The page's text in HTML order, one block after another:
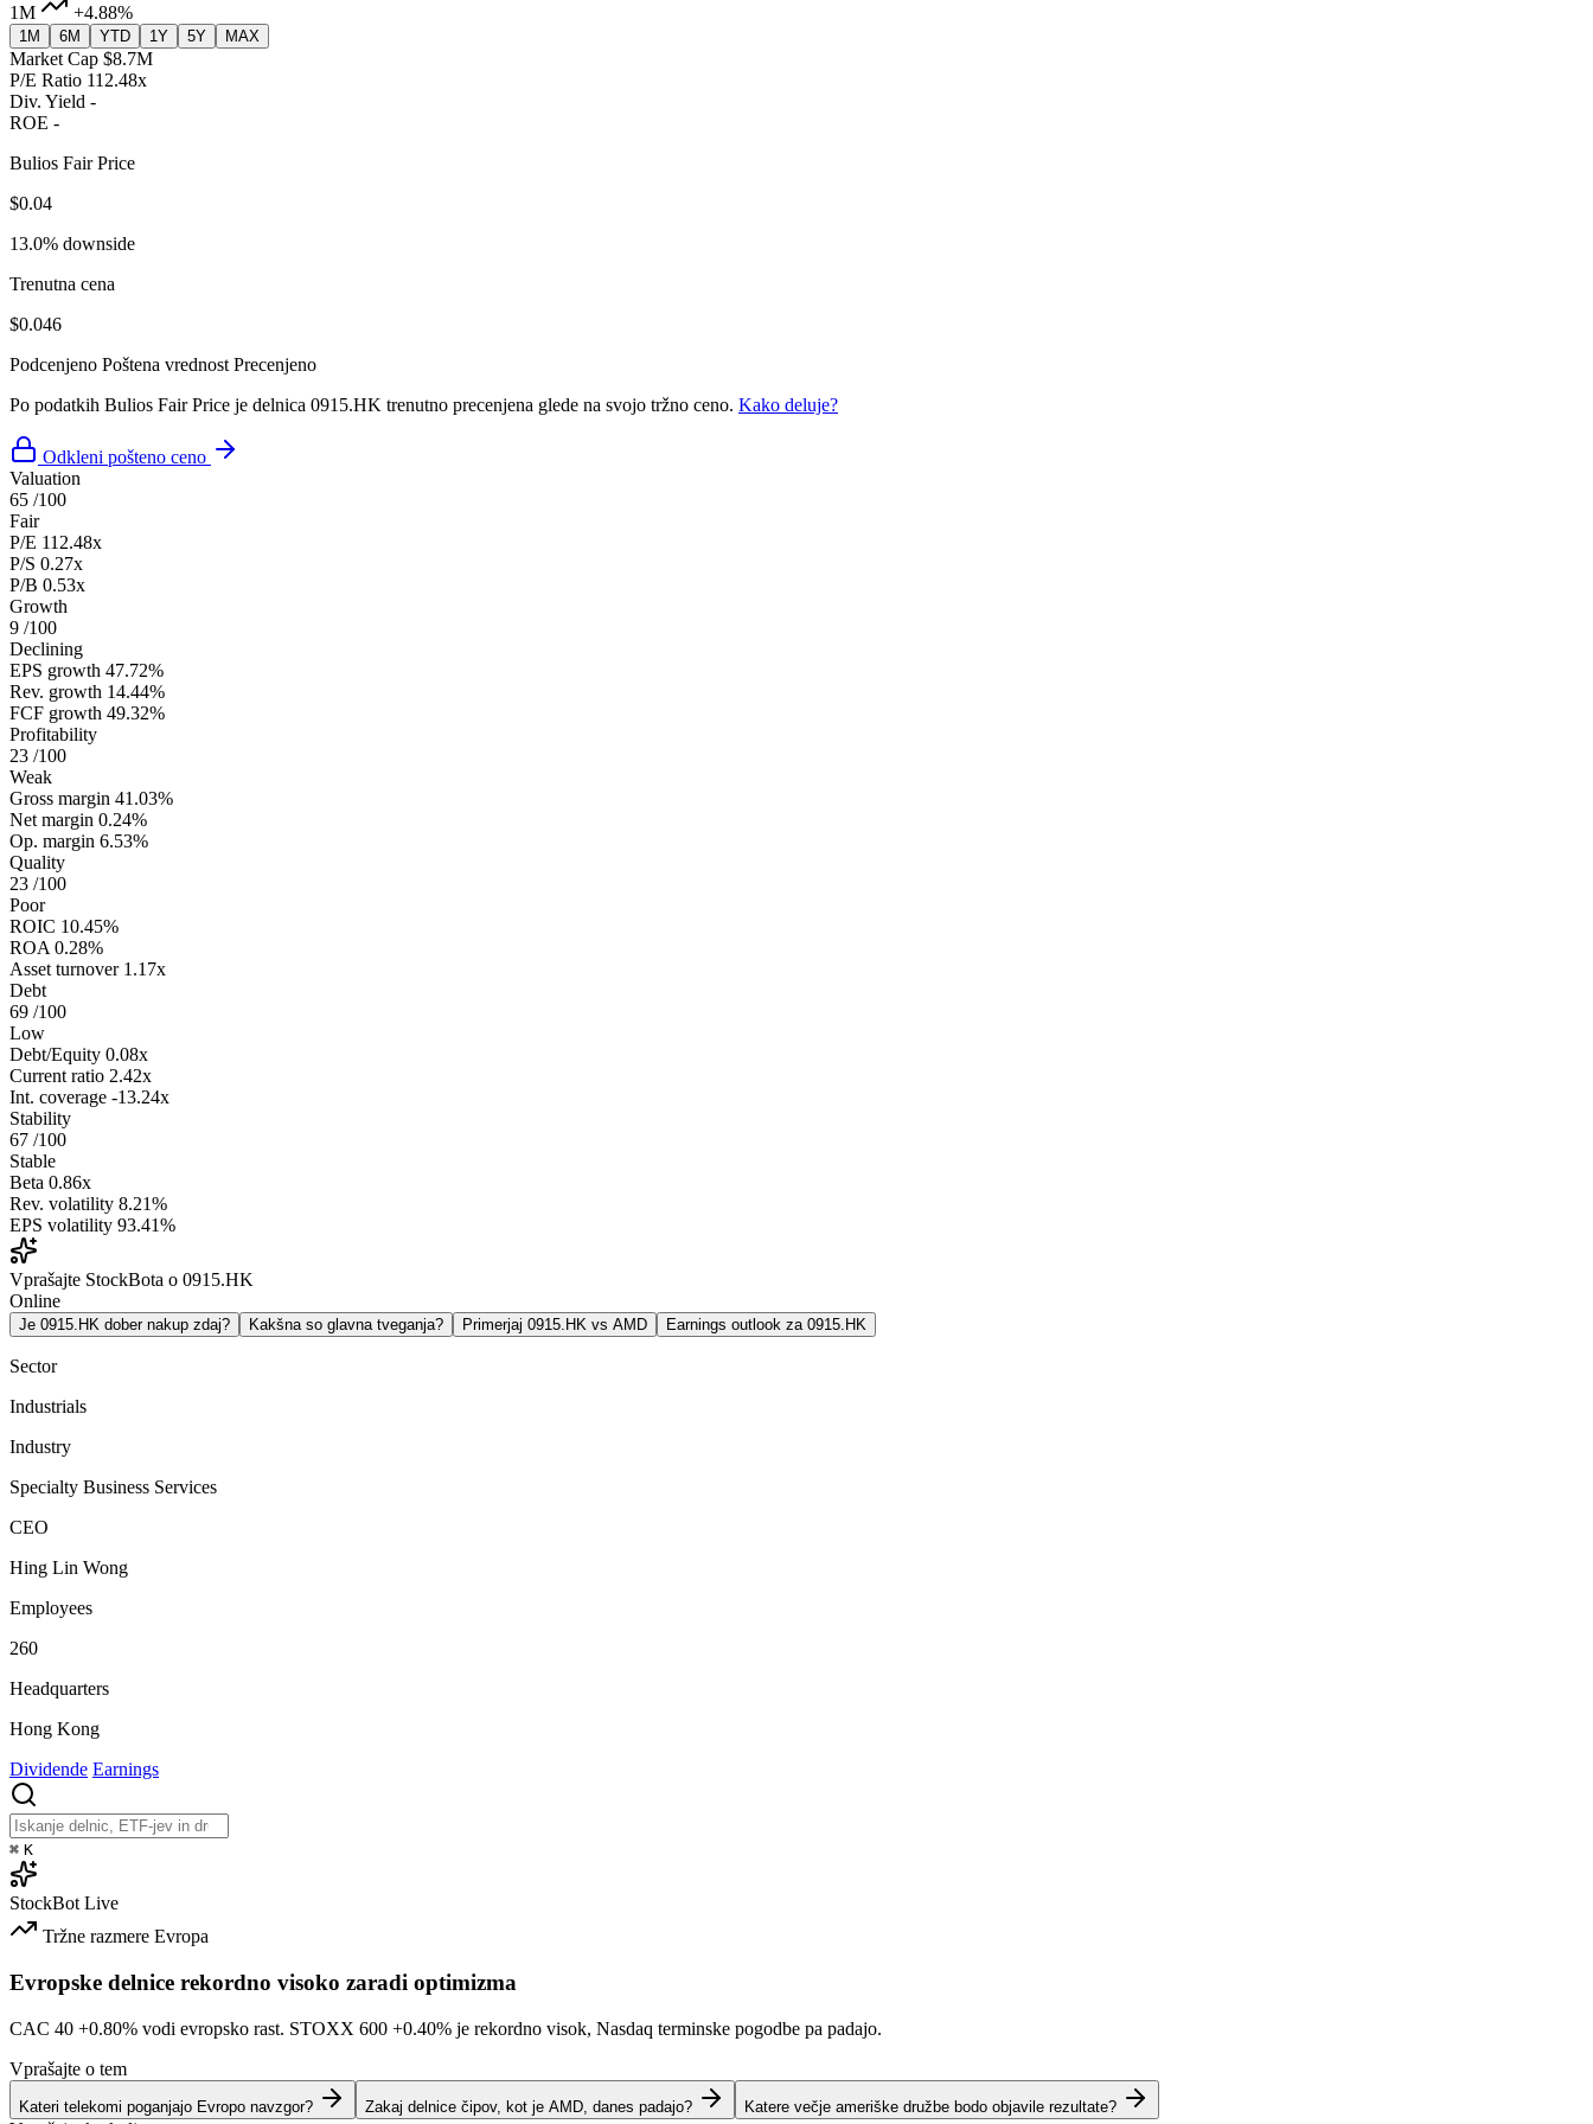
1M
+4.88%
1M 6M YTD 1Y 5Y MAX
Market Cap $8.7M
P/E Ratio 112.48x
Div. Yield -
ROE -
Bulios Fair Price
$0.04
13.0% downside
Trenutna cena
$0.046
Podcenjeno Poštena vrednost Precenjeno
Po podatkih Bulios Fair Price je delnica 0915.HK trenutno precenjena glede na svojo tržno ceno. Kako deluje?
Odkleni pošteno ceno
Valuation
65 /100
Fair
P/E 112.48x
P/S 0.27x
P/B 0.53x
Growth
9 /100
Declining
EPS growth 47.72%
Rev. growth 14.44%
FCF growth 49.32%
Profitability
23 /100
Weak
Gross margin 41.03%
Net margin 0.24%
Op. margin 6.53%
Quality
23 /100
Poor
ROIC 10.45%
ROA 0.28%
Asset turnover 1.17x
Debt
69 /100
Low
Debt/Equity 0.08x
Current ratio 2.42x
Int. coverage -13.24x
Stability
67 /100
Stable
Beta 0.86x
Rev. volatility 8.21%
EPS volatility 93.41%
Vprašajte StockBota o 0915.HK
Online
Je 0915.HK dober nakup zdaj? Kakšna so glavna tveganja? Primerjaj 0915.HK vs AMD Earnings outlook za 0915.HK
Sector
Industrials
Industry
Specialty Business Services
CEO
Hing Lin Wong
Employees
260
Headquarters
Hong Kong
Dividende Earnings
⌘ K
StockBot Live
Tržne razmere Evropa
Evropske delnice rekordno visoko zaradi optimizma
CAC 40 +0.80% vodi evropsko rast. STOXX 600 +0.40% je rekordno visok, Nasdaq terminske pogodbe pa padajo.
Vprašajte o tem
Kateri telekomi poganjajo Evropo navzgor? Zakaj delnice čipov, kot je AMD, danes padajo? Katere večje ameriške družbe bodo objavile rezultate?